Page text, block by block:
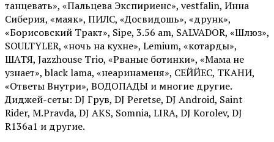
танцевать», «Пальцева Экспириенс», vestfalin, Инна
Сиберия, «маяк», ПИЛС, «Досвидошь», «друнк»,
«Борисовский Тракт», Sipe, 3.56 am, SALVADOR, «Шлюз»,
SOULTYLER, «ночь на кухне», Lemium, «котарды»,
ШАТЯ, Jazzhouse Trio, «Рваные ботинки», «Мама не
узнает», black lama, «неаринаменя», СЕЙЙЕС, ТКАНИ,
«Ответы Внутри», ВОДОПАДЫ и многие другие.
Диджей-сеты: DJ Грув, DJ Peretse, DJ Android, Saint
Rider, М.Pravda, DJ AKS, Somnia, LIRA, DJ Korolev, DJ
R136a1 и другие.